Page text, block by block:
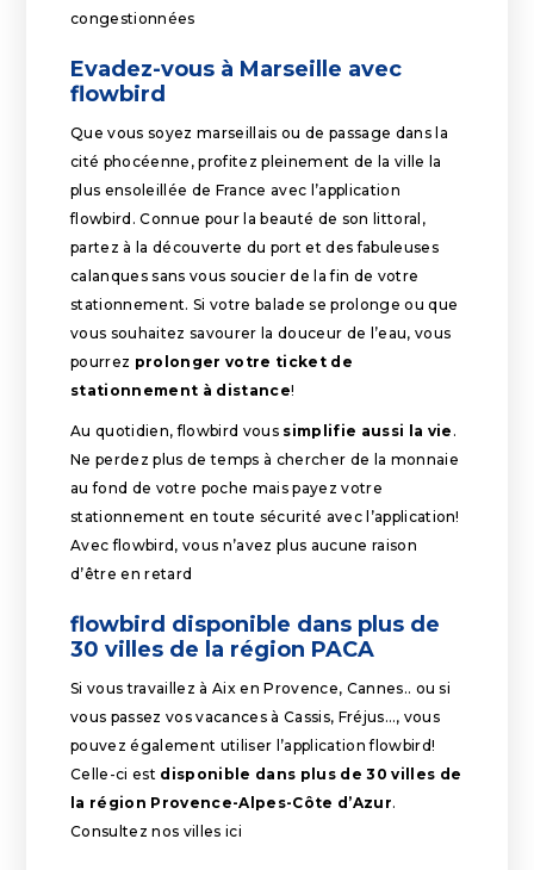
congestionnées
Evadez-vous à Marseille avec
flowbird
Que vous soyez marseillais ou de passage dans la
cité phocéenne, profitez pleinement de la ville la
plus ensoleillée de France avec l’application
flowbird. Connue pour la beauté de son littoral,
partez à la découverte du port et des fabuleuses
calanques sans vous soucier de la fin de votre
stationnement. Si votre balade se prolonge ou que
vous souhaitez savourer la douceur de l’eau, vous
pourrez prolonger votre ticket de
stationnement à distance!
Au quotidien, flowbird vous simplifie aussi la vie .
Ne perdez plus de temps à chercher de la monnaie
au fond de votre poche mais payez votre
stationnement en toute sécurité avec l’application!
Avec flowbird, vous n’avez plus aucune raison
d’être en retard
flowbird disponible dans plus de
30 villes de la région PACA
Si vous travaillez à Aix en Provence, Cannes.. ou si
vous passez vos vacances à Cassis, Fréjus…, vous
pouvez également utiliser l’application flowbird!
Celle-ci est disponible dans plus de 30 villes de
la région Provence-Alpes-Côte d’Azur.
Consultez nos villes ici